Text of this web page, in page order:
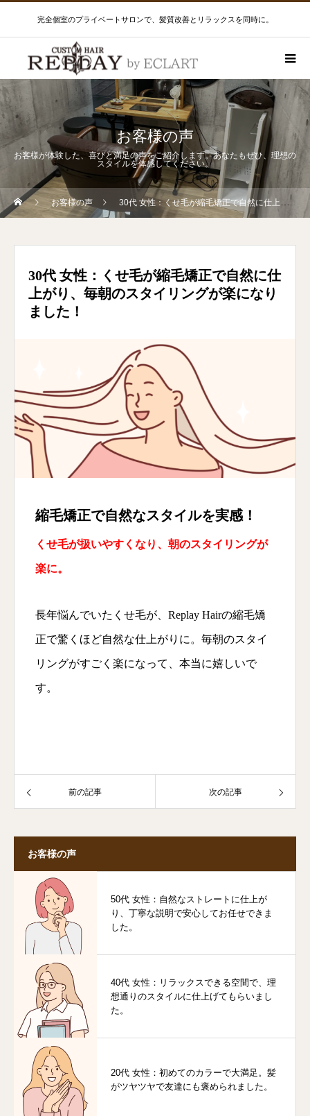
完全個室のプライベートサロンで、髪質改善とリラックスを同時に。
お客様の声
お客様が体験した、喜びと満足の声をご紹介します。あなたもぜひ、理想の
スタイルを体感してください。
お客様の声 30代 女性：くせ毛が縮毛矯正で自然に仕上がり、毎朝のスタイリングが楽になりました！
30代 女性：くせ毛が縮毛矯正で自然に仕
上がり、毎朝のスタイリングが楽になり
ました！
縮毛矯正で自然なスタイルを実感！
くせ毛が扱いやすくなり、朝のスタイリングが
楽に。
長年悩んでいたくせ毛が、Replay Hairの縮毛矯
正で驚くほど自然な仕上がりに。毎朝のスタイ
リングがすごく楽になって、本当に嬉しいで
す。
前の記事 次の記事
お客様の声
50代 女性：自然なストレートに仕上が
り、丁寧な説明で安心してお任せできま
した。
40代 女性：リラックスできる空間で、理
想通りのスタイルに仕上げてもらいまし
た。
20代 女性：初めてのカラーで大満足。髪
がツヤツヤで友達にも褒められました。